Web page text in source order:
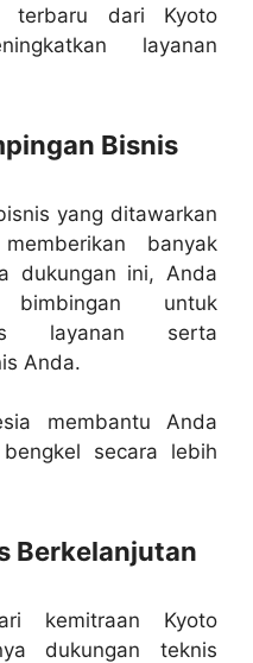
terbaru dari Kyoto
layanan
Bisnis
yang ditawarkan
banyak
dukungan ini, Anda
untuk
layanan serta
Anda.
membantu Anda
secara lebih
Berkelanjutan
kemitraan Kyoto
dukungan teknis